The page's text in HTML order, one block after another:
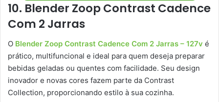
10. Blender Zoop Contrast Cadence
Com 2 Jarras
O Blender Zoop Contrast Cadence Com 2 Jarras – 127v é
prático, multifuncional e ideal para quem deseja preparar
bebidas geladas ou quentes com facilidade. Seu design
inovador e novas cores fazem parte da Contrast
Collection, proporcionando estilo à sua cozinha.